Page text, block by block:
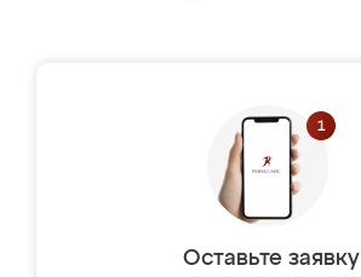
Оставьте заявку